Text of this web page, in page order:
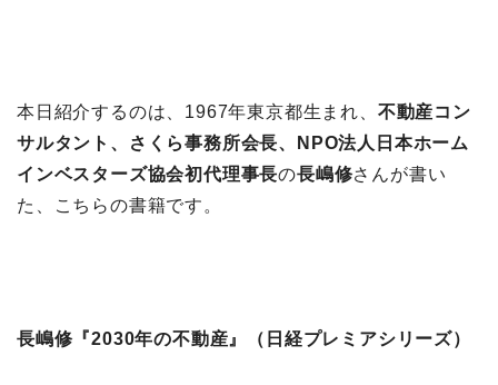
本日紹介するのは、1967年東京都生まれ、 不動産コン
サルタント、さくら事務所会長、NPO法人日本ホーム
インベスターズ協会初代理事長の長嶋修さんが書い
た、こちらの書籍です。
長嶋修『2030年の不動産』（日経プレミアシリーズ）